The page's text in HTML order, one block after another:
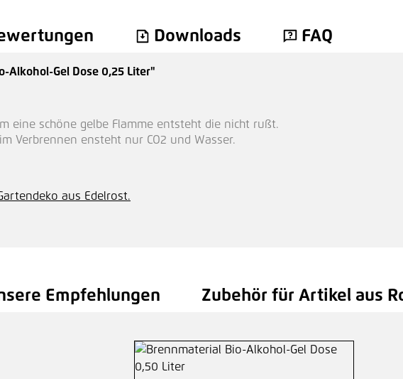
Downloads FAQ
Alkohol-Gel Dose 0,25 Liter"
eine schöne gelbe Flamme entsteht die nicht rußt.
Verbrennen ensteht nur CO2 und Wasser.
aus Edelrost.
Empfehlungen Zubehör für Artikel aus